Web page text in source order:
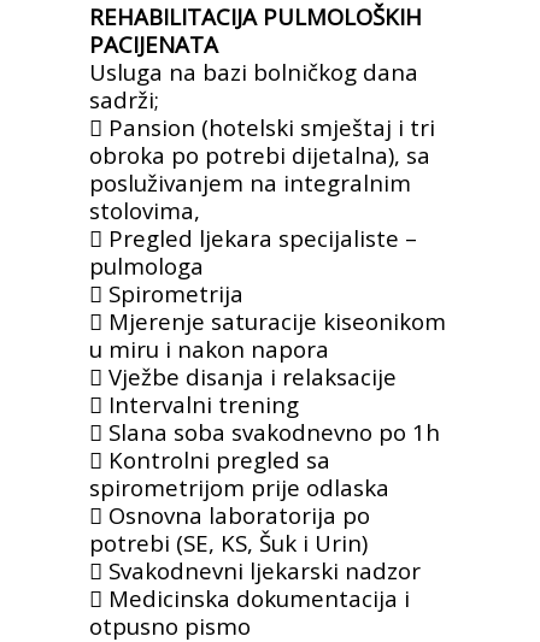
REHABILITACIJA PULMOLOŠKIH
PACIJENATA
Usluga na bazi bolničkog dana
sadrži;
 Pansion (hotelski smještaj i tri
obroka po potrebi dijetalna), sa
posluživanjem na integralnim
stolovima,
 Pregled ljekara specijaliste –
pulmologa
 Spirometrija
 Mjerenje saturacije kiseonikom
u miru i nakon napora
 Vježbe disanja i relaksacije
 Intervalni trening
 Slana soba svakodnevno po 1h
 Kontrolni pregled sa
spirometrijom prije odlaska
 Osnovna laboratorija po
potrebi (SE, KS, Šuk i Urin)
 Svakodnevni ljekarski nadzor
 Medicinska dokumentacija i
otpusno pismo